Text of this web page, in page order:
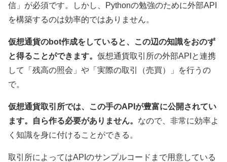
信」が必須です。しかし、Pythonの勉強のために外部API
を構築するのは効率的ではありません。
仮想通貨のbot作成をしていると、この辺の知識をおのず
と得ることができます。 仮想通貨取引所の外部APIと連携
して「残高の照会」や「実際の取引（売買）」を行うの
で。
仮想通貨取引所では、この手のAPIが豊富に公開されてい
ます。自ら作る必要がありません。 なので、非常に効率よ
く知識を身に付けることができる。
取引所によってはAPIのサンプルコードまで用意している